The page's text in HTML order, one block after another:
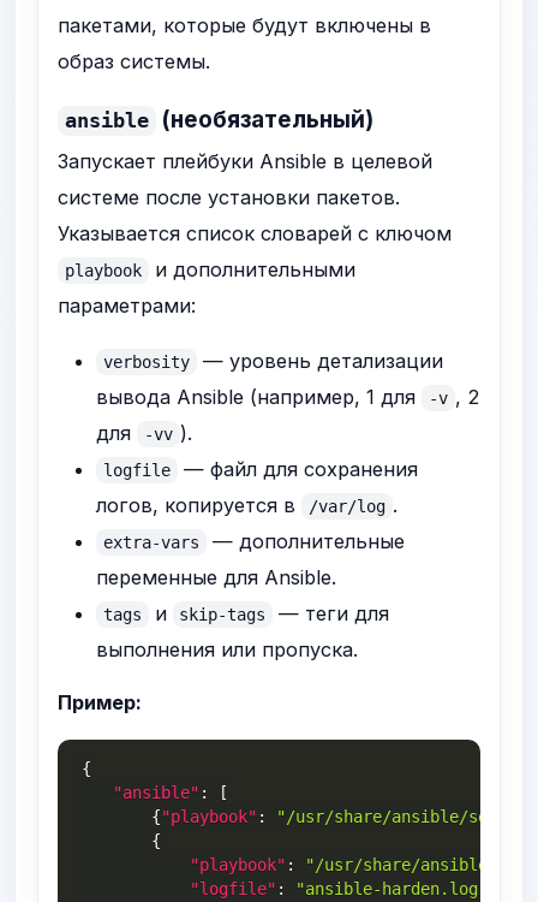
пакетами, которые будут включены в
образ системы.
ansible (необязательный)
Запускает плейбуки Ansible в целевой
системе после установки пакетов.
Указывается список словарей с ключом
playbook
и дополнительными
параметрами:
verbosity
— уровень детализации
вывода Ansible (например, 1 для
-v , 2
для
-vv ).
logfile
— файл для сохранения
логов, копируется в
/var/log .
extra-vars
— дополнительные
переменные для Ansible.
tags и skip-tags
— теги для
выполнения или пропуска.
Пример:
{
"ansible" :
[
{"playbook" :
"/usr/share/ansible/
{
"playbook" :
"/usr/share/ansible/
"logfile" : "ansible-harden.log"